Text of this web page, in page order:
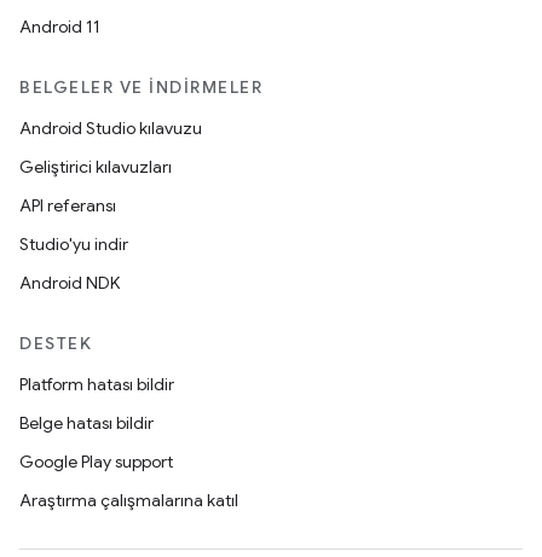
Android 11
BELGELER VE İNDIRMELER
Android Studio kılavuzu
Geliştirici kılavuzları
API referansı
Studio'yu indir
Android NDK
DESTEK
Platform hatası bildir
Belge hatası bildir
Google Play support
Araştırma çalışmalarına katıl